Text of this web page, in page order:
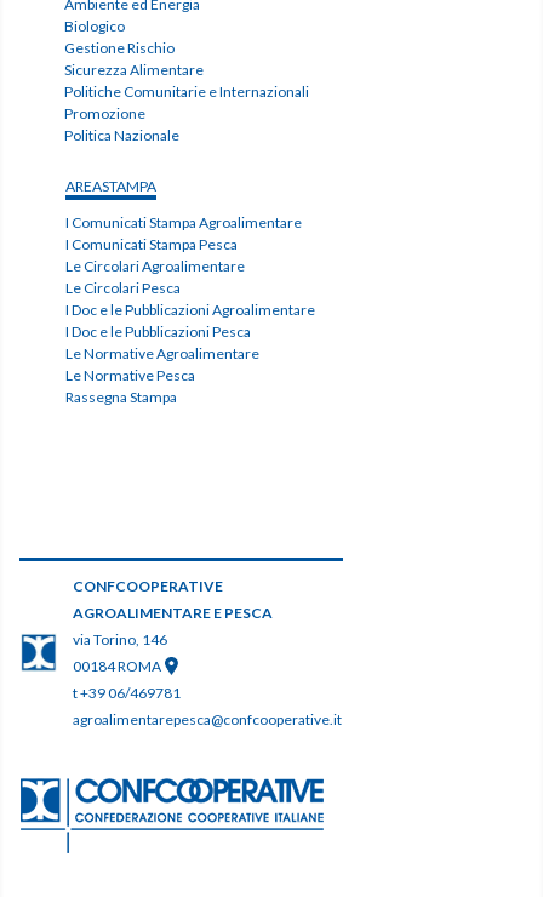
CONFCOOPERATIVE
AGROALIMENTARE E PESCA
via Torino, 146
00184 ROMA
t +39 06/469781
agroalimentarepesca@confcooperative.it
Ambiente ed Energia
Biologico
Gestione Rischio
Sicurezza Alimentare
Politiche Comunitarie e Internazionali
Promozione
Politica Nazionale
AREASTAMPA
I Comunicati Stampa Agroalimentare
I Comunicati Stampa Pesca
Le Circolari Agroalimentare
Le Circolari Pesca
I Doc e le Pubblicazioni Agroalimentare
I Doc e le Pubblicazioni Pesca
Le Normative Agroalimentare
Le Normative Pesca
Rassegna Stampa